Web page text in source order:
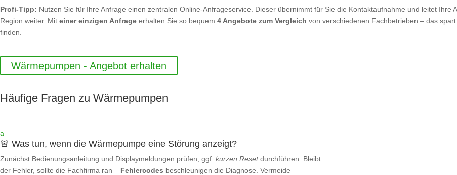
Profi-Tipp: Nutzen Sie für Ihre Anfrage einen zentralen Online-Anfrageservice. Dieser übernimmt für Sie die Kontaktaufnahme und leitet
Region weiter. Mit einer einzigen Anfrage erhalten Sie so bequem 4 Angebote zum Vergleich von verschiedenen Fachbetrieben – das
finden.
Wärmepumpen - Angebot erhalten
Häufige Fragen zu Wärmepumpen
a
🚨 Was tun, wenn die Wärmepumpe eine Störung anzeigt?
Zunächst Bedienungsanleitung und Displaymeldungen prüfen, ggf. kurzen Resetdurchführen. Bleibt
der Fehler, sollte die Fachfirma ran – Fehlercodes beschleunigen die Diagnose. Vermeide